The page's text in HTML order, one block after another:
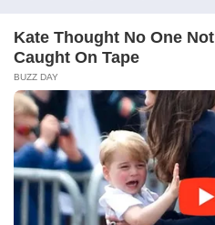
Ekonomi
Hijau
Energi Baru
Ekonomi
Sirkular
Investasi
Hijau
Jurnalisme
Data
Analisis
Cek Data
Info
Indeks